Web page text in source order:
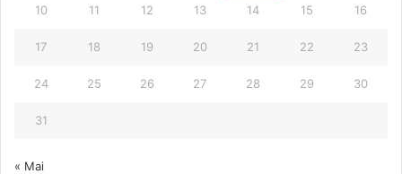
10 11 12 13 14 15 16
17 18 19 20 21 22 23
24 25 26 27 28 29 30
31
« Mai